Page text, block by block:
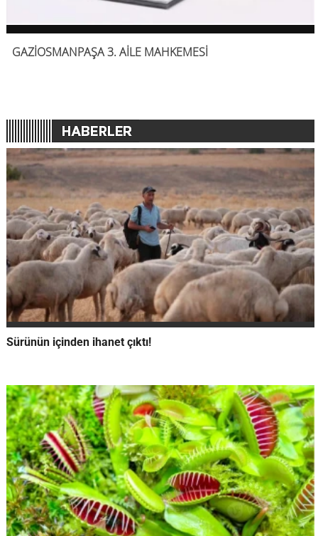
GAZİOSMANPAŞA 3. AİLE MAHKEMESİ
Sürünün içinden ihanet çıktı!